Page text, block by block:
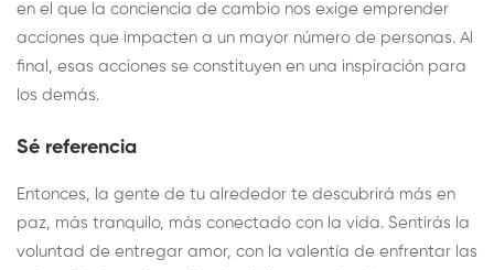
en el que la conciencia de cambio nos exige emprender
acciones que impacten a un mayor número de personas. Al
final, esas acciones se constituyen en una inspiración para
los demás.
Sé referencia
Entonces, la gente de tu alrededor te descubrirá más en
paz, más tranquilo, más conectado con la vida. Sentirás la
voluntad de entregar amor, con la valentía de enfrentar las